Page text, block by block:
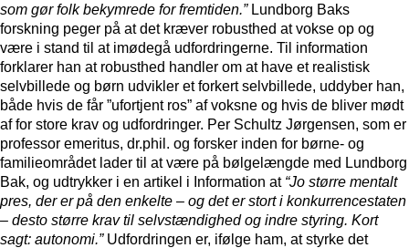
som gør folk bekymrede for fremtiden.”Lundborg Baks
forskning peger på at det kræver robusthed at vokse op og
være i stand til at imødegå udfordringerne. Til information
forklarer han at robusthed handler om at have et realistisk
selvbillede og børn udvikler et forkert selvbillede, uddyber han,
både hvis de får ”ufortjent ros” af voksne og hvis de bliver mødt
af for store krav og udfordringer. Per Schultz Jørgensen, som er
professor emeritus, dr.phil. og forsker inden for børne- og
familieområdet lader til at være på bølgelængde med Lundborg
Bak, og udtrykker i en artikel i Information at “Jo større mentalt
pres, der er på den enkelte – og det er stort i konkurrencestaten
– desto større krav til selvstændighed og indre styring. Kort
sagt: autonomi.”Udfordringen er, ifølge ham, at styrke det